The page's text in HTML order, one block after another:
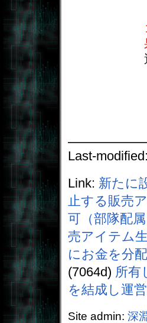
Last-
Link: 新たに
止する販売
可（部隊配属
売アイテム
にお金を分
(7064d) 所有
を結成し運
Site admin: 深